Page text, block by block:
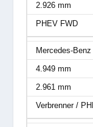
2.926 mm
PHEV FWD
Mercedes-
4.949 mm
2.961 mm
Verbrenner /